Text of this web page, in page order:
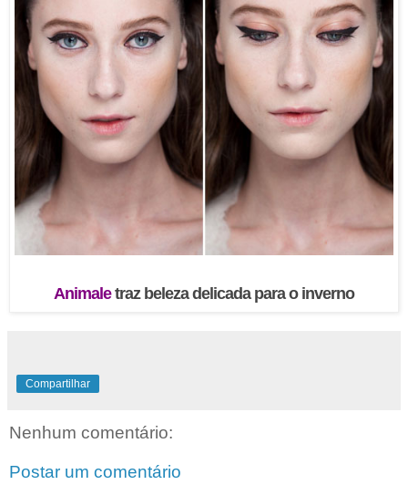
Animaletraz beleza delicada para o inverno
Compartilhar
Nenhum comentário:
Postar um comentário